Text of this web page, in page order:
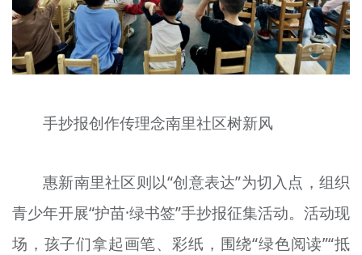
手抄报创作传理念南里社区树新风
惠新南里社区则以“创意表达”为切入点，组织
青少年开展“护苗·绿书签”手抄报征集活动。活动现
场，孩子们拿起画笔、彩纸，围绕“绿色阅读”“抵